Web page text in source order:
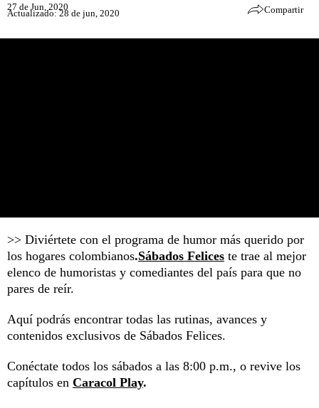
27 de Jun, 2020
Actualizado: 28 de jun, 2020 Compartir
>> Diviértete con el programa de humor más querido por
los hogares colombianos.Sábados Felices te trae al mejor
elenco de humoristas y comediantes del país para que no
pares de reír.
Aquí podrás encontrar todas las rutinas, avances y
contenidos exclusivos de Sábados Felices.
Conéctate todos los sábados a las 8:00 p.m., o revive los
capítulos en Caracol Play.